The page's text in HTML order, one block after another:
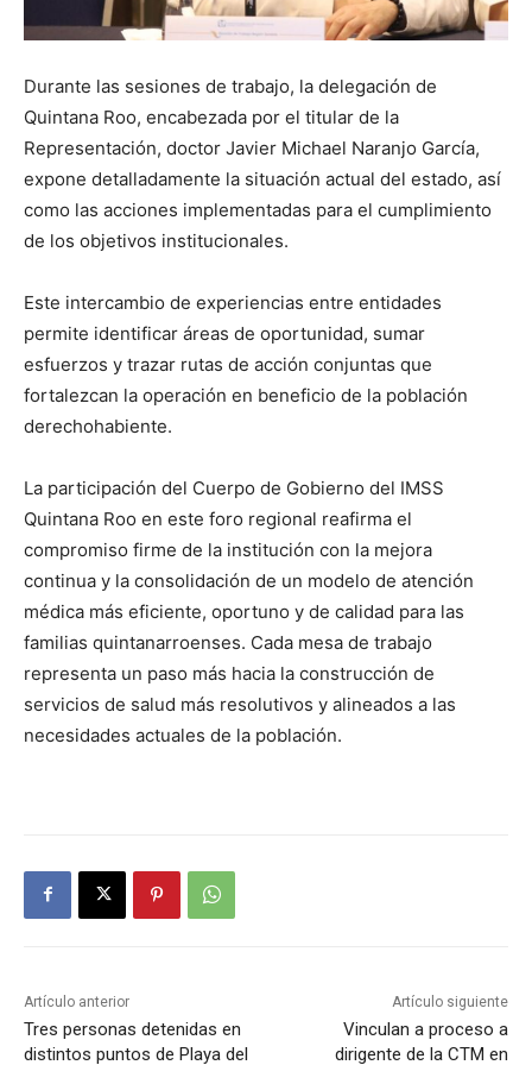
Durante las sesiones de trabajo, la delegación de
Quintana Roo, encabezada por el titular de la
Representación, doctor Javier Michael Naranjo García,
expone detalladamente la situación actual del estado, así
como las acciones implementadas para el cumplimiento
de los objetivos institucionales.
Este intercambio de experiencias entre entidades
permite identificar áreas de oportunidad, sumar
esfuerzos y trazar rutas de acción conjuntas que
fortalezcan la operación en beneficio de la población
derechohabiente.
La participación del Cuerpo de Gobierno del IMSS
Quintana Roo en este foro regional reafirma el
compromiso firme de la institución con la mejora
continua y la consolidación de un modelo de atención
médica más eficiente, oportuno y de calidad para las
familias quintanarroenses. Cada mesa de trabajo
representa un paso más hacia la construcción de
servicios de salud más resolutivos y alineados a las
necesidades actuales de la población.
Artículo anterior
Tres personas detenidas en
distintos puntos de Playa del
Artículo siguiente
Vinculan a proceso a
dirigente de la CTM en